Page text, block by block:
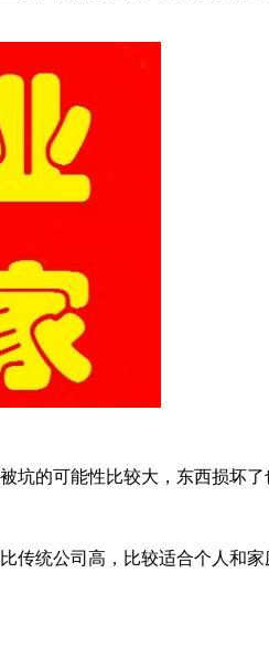
的可能性比较大，东西损坏了
统公司高，比较适合个人和